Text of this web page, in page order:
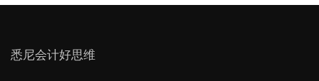
悉尼会计好思维